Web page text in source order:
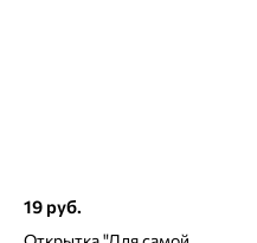
19 руб.